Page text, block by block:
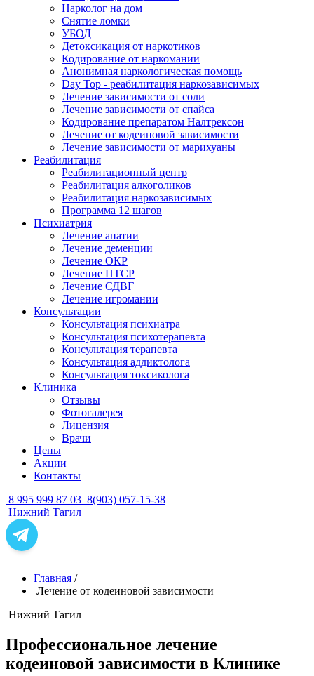
Нарколог на дом
Снятие ломки
УБОД
Детоксикация от наркотиков
Кодирование от наркомании
Анонимная наркологическая помощь
Day Top - реабилитация наркозависимых
Лечение зависимости от соли
Лечение зависимости от спайса
Кодирование препаратом Налтрексон
Лечение от кодеиновой зависимости
Лечение зависимости от марихуаны
Реабилитация
Реабилитационный центр
Реабилитация алкоголиков
Реабилитация наркозависимых
Программа 12 шагов
Психиатрия
Лечение апатии
Лечение деменции
Лечение ОКР
Лечение ПТСР
Лечение СДВГ
Лечение игромании
Консультации
Консультация психиатра
Консультация психотерапевта
Консультация терапевта
Консультация аддиктолога
Консультация токсиколога
Клиника
Отзывы
Фотогалерея
Лицензия
Врачи
Цены
Акции
Контакты
8 995 999 87 03 8(903) 057-15-38
Нижний Тагил
Главная /
Лечение от кодеиновой зависимости
Нижний Тагил
Профессиональное лечение
кодеиновой зависимости в Клинике